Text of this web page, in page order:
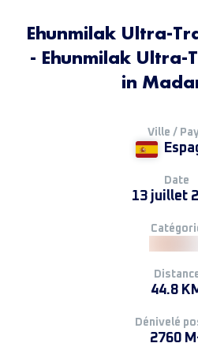
Ehunmilak Ultra-
- Ehunmilak
in
Ville /
Date
13 juillet
44.8
Dénivelé
2760